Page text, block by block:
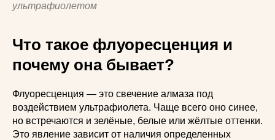
ультрафиолетом
Что такое флуоресценция и
почему она бывает?
Флуоресценция — это свечение алмаза под
воздействием ультрафиолета. Чаще всего оно синее,
но встречаются и зелёные, белые или жёлтые оттенки.
Это явление зависит от наличия определенных